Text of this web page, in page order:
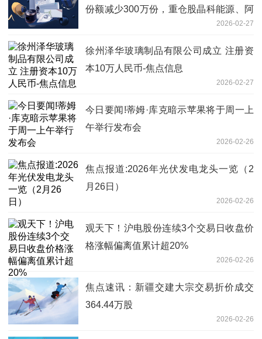
份额减少300万份，重仓股晶科能源、阿
2026-02-27
徐州泽华玻璃制品有限公司成立 注册资
本10万人民币-焦点信息
2026-02-27
今日要闻!蒂姆·库克暗示苹果将于周一上
午举行发布会
2026-02-26
焦点报道:2026年光伏发电龙头一览（2
月26日）
2026-02-26
观天下！沪电股份连续3个交易日收盘价
格涨幅偏离值累计超20%
2026-02-26
焦点速讯：新疆交建大宗交易折价成交
364.44万股
2026-02-26